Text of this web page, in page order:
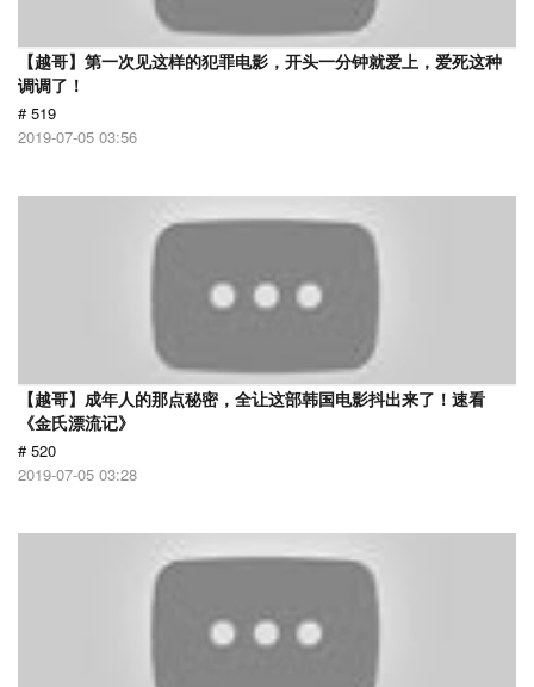
【越哥】第一次见这样的犯罪电影，开头一分钟就爱上，爱死这种
调调了！
# 519
2019-07-05 03:56
【越哥】成年人的那点秘密，全让这部韩国电影抖出来了！速看
《金氏漂流记》
# 520
2019-07-05 03:28